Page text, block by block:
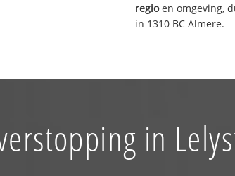
regioen omgeving,
in 1310 BC Almere.
in